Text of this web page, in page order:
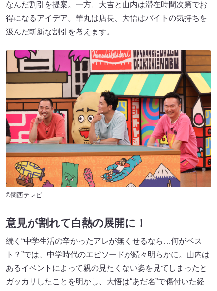
なんだ割引を提案。一方、大吉と山内は滞在時間次第でお
得になるアイデア。華丸は店長、大悟はバイトの気持ちを
汲んだ斬新な割引を考えます。
©関西テレビ
意見が割れて白熱の展開に！
続く“中学生活の辛かったアレが無くせるなら…何がベス
ト？”では、中学時代のエピソードが続々明らかに。山内は
あるイベントによって親の見たくない姿を見てしまったと
ガッカリしたことを明かし、大悟は“あだ名”で傷付いた経